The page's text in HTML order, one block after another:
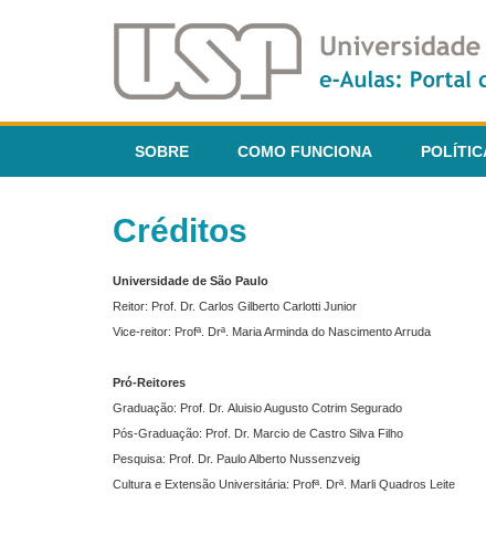
SOBRE COMO FUNCIONA
Créditos
Universidade de São Paulo
Reitor: Prof. Dr. Carlos Gilberto Carlotti Junior
Vice-reitor: Profª. Drª. Maria Arminda do Nascimento Arruda
Pró-Reitores
Graduação: Prof. Dr. Aluisio Augusto Cotrim Segurado
Pós-Graduação: Prof. Dr. Marcio de Castro Silva Filho
Pesquisa: Prof. Dr. Paulo Alberto Nussenzveig
Cultura e Extensão Universitária: Profª. Drª. Marli Quadros Leite